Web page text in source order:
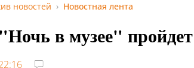
новостей Новостная лента
в музее"